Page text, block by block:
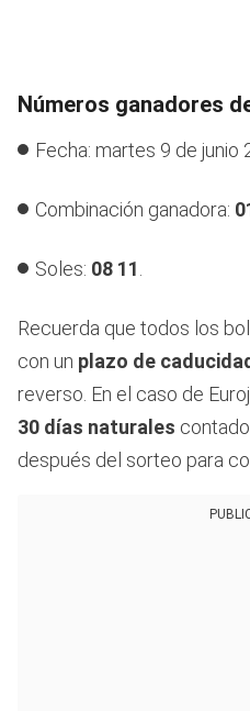
Números ganadores
Fecha: martes 9 de junio
Combinación ganadora:
Soles: 08 11
Recuerda que todos los
con un plazo de
reverso. En el caso de
30 días naturales
después del sorteo para